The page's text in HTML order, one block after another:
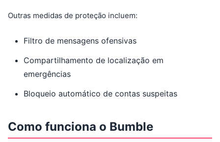
Outras medidas de proteção incluem:
Filtro de mensagens ofensivas
Compartilhamento de localização em
emergências
Bloqueio automático de contas suspeitas
Como funciona o Bumble